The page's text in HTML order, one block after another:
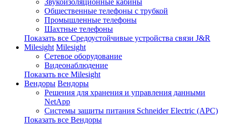
Звукоизоляционные кабины
Общественные телефоны с трубкой
Промышленные телефоны
Шахтные телефоны
Показать все Средоустойчивые устройства связи J&R
Milesight Milesight
Сетевое оборудование
Видеонаблюдение
Показать все Milesight
Вендоры Вендоры
Решения для хранения и управления данными
NetApp
Системы защиты питания Schneider Electric (APC)
Показать все Вендоры